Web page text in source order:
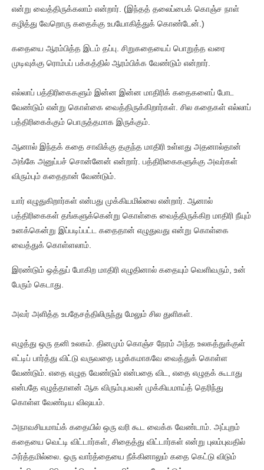
என்று வைத்திருக்கலாம் என்றார். (இந்தத் தலைப்பைக் கொஞ்ச நாள்
கழித்து வேறொரு கதைக்கு உபயோகித்துக் கொண்டேன்.)
கதையை ஆரம்பித்த இடம் தப்பு. சிறுகதையைப் பொறுத்த வரை
முடிவுக்கு ரொம்பப் பக்கத்தில் ஆரம்பிக்க வேண்டும் என்றார்.
எல்லாப் பத்திரிகைகளும் இன்ன இன்ன மாதிரிக் கதைகளைப் போட
வேண்டும் என்று கொள்கை வைத்திருக்கிறார்கள். சில கதைகள் எல்லாப்
பத்திரிகைக்கும் பொருத்தமாக இருக்கும்.
ஆனால் இந்தக் கதை சாவிக்கு தகுந்த மாதிரி உள்ளது அதனால்தான்
அங்கே அனுப்பச் சொன்னேன் என்றார். பத்திரிகைகளுக்கு அவர்கள்
விரும்பும் கதைதான் வேண்டும்.
யார் எழுதுகிறார்கள் என்பது முக்கியமில்லை என்றார். ஆனால்
பத்திரிகைகள் தங்களுக்கென்று கொள்கை வைத்திருக்கிற மாதிரி நீயும்
உனக்கென்று இப்படிப்பட்ட கதைதான் எழுதுவது என்று கொள்கை
வைத்துக் கொள்ளலாம்.
இரண்டும் ஒத்துப் போகிற மாதிரி எழுதினால் கதையும் வெளிவரும், உன்
பேரும் கெடாது.
அவர் அளித்த உபதேசத்திலிருந்து மேலும் சில துளிகள்.
எழுத்து ஒரு தனி உலகம். தினமும் கொஞ்ச நேரம் அந்த உலகத்துக்குள்
எட்டிப் பார்த்து விட்டு வருவதை பழக்கமாகவே வைத்துக் கொள்ள
வேண்டும். எதை எழுத வேண்டும் என்பதை விட, எதை எழுதக் கூடாது
என்பதே எழுத்தாளன் ஆக விரும்புபவன் முக்கியமாய்த் தெரிந்து
கொள்ள வேண்டிய விஷயம்.
அநாவசியமாய்க் கதையில் ஒரு வரி கூட வைக்க வேண்டாம். அப்புறம்
கதையை வெட்டி விட்டார்கள், சிதைத்து விட்டார்கள் என்று புலம்புவதில்
அர்த்தமில்லை. ஒரு வார்த்தையை நீக்கினாலும் கதை கெட்டு விடும்